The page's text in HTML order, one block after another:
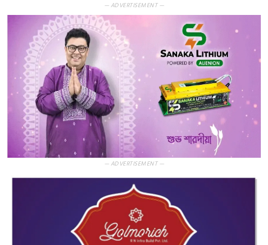
— ADVERTISEMENT —
— ADVERTISEMENT —